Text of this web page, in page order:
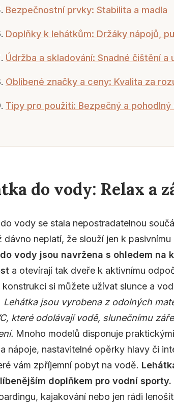
Bezpečnostní prvky: Stabilita a madla
Doplňky k lehátkům: Držáky nápojů,
Údržba a skladování: Snadné čištění a
Oblíbené značky a ceny: Kvalita za
Tipy pro použití: Bezpečný a pohodlný
do vody: Relax a
vody se stala nepostradatelnou
dávno neplatí, že slouží jen k pasivnímu
vody jsou navržena s ohledem na
a otevírají tak dveře k aktivnímu
si můžete užívat slunce a
Lehátka jsou vyrobena z odolných
které odolávají vodě, slunečnímu
Mnoho modelů disponuje
nápoje, nastavitelné opěrky hlavy či
vám zpříjemní pobyt na vodě.
doplňkem pro vodní sporty.
kajakování nebo jen rádi